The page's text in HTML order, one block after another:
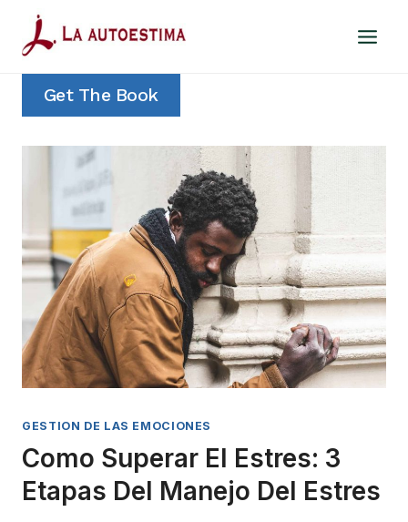
Saltar
contenido
Get The Book
GESTION DE LAS EMOCIONES
Como Superar El Estres: 3
Etapas Del Manejo Del Estres